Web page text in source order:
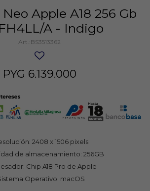
Apple A18 256 Gb
A - Indigo
BS3513362
PYG 6.139.000
2408 x 1506 pixels
de almacenamiento: 256GB
Chip A18 Pro de Apple
Operativo: macOS